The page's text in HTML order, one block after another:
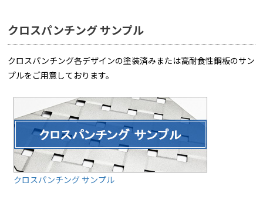
クロスパンチング サンプル
クロスパンチング各デザインの塗装済みまたは高耐食性鋼板のサン
プルをご用意しております。
クロスパンチング サンプル